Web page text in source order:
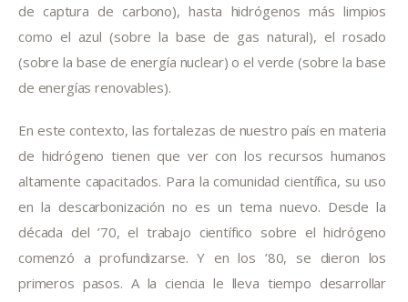
de captura de carbono), hasta hidrógenos más limpios
como el azul (sobre la base de gas natural), el rosado
(sobre la base de energía nuclear) o el verde (sobre la base
de energías renovables).
En este contexto, las fortalezas de nuestro país en materia
de hidrógeno tienen que ver con los recursos humanos
altamente capacitados. Para la comunidad científica, su uso
en la descarbonización no es un tema nuevo. Desde la
década del ’70, el trabajo científico sobre el hidrógeno
comenzó a profundizarse. Y en los ’80, se dieron los
primeros pasos. A la ciencia le lleva tiempo desarrollar